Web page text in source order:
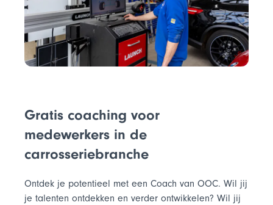
Gratis coaching voor
medewerkers in de
carrosseriebranche
Ontdek je potentieel met een Coach van OOC. Wil jij
je talenten ontdekken en verder ontwikkelen? Wil jij